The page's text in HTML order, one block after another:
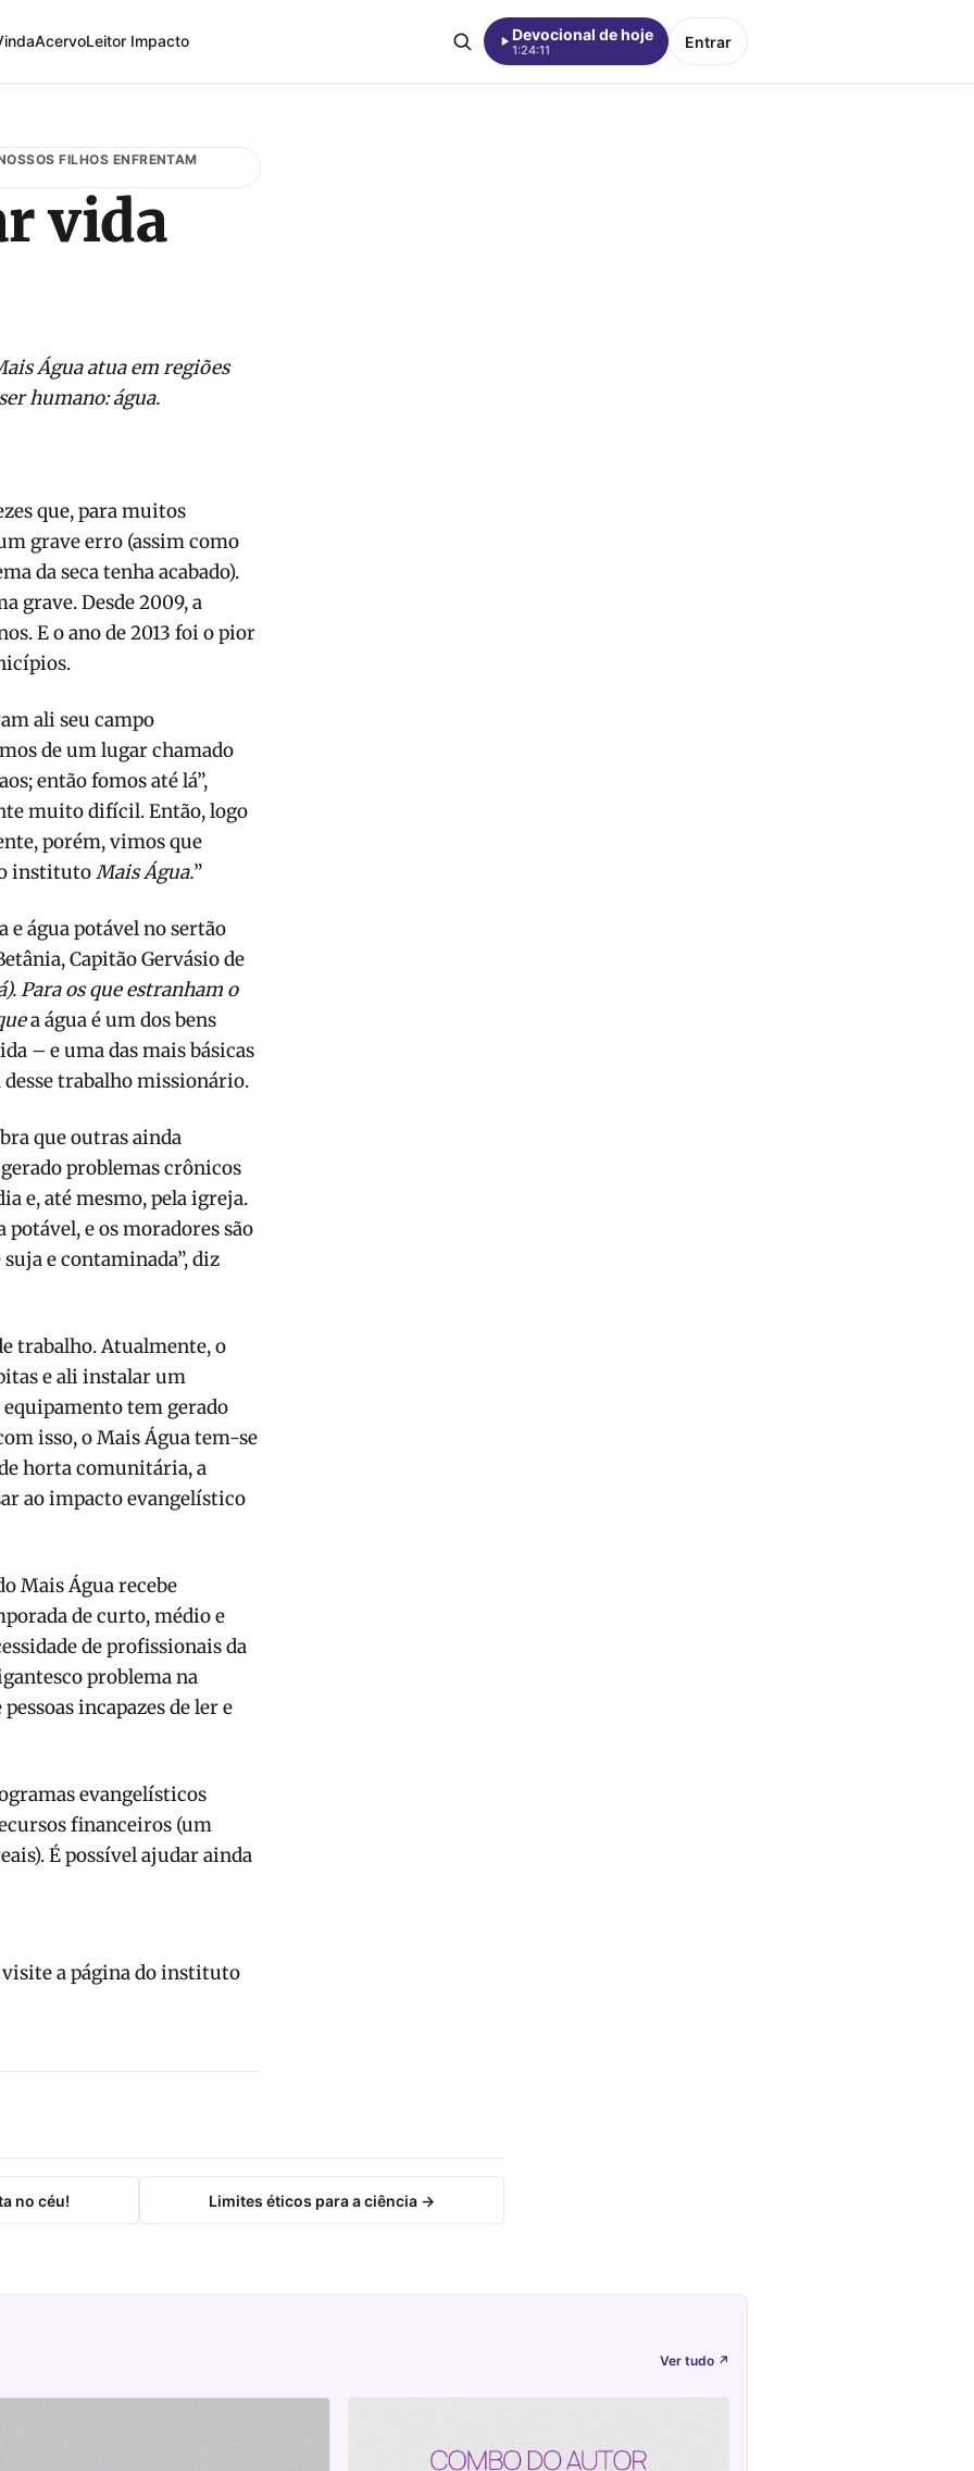
AcervoLeitor Impacto Devocional de hoje
1:24:11 Entrar
FILHOS ENFRENTAM
vida
Água atua em regiões
humano: água.
que, para muitos
grave erro (assim como
da seca tenha acabado).
grave. Desde 2009, a
E o ano de 2013 foi o pior
ali seu campo
de um lugar chamado
então fomos até lá”,
muito difícil. Então, logo
porém, vimos que
institutoMais Água.”
e água potável no sertão
Capitão Gervásio de
Para os que estranham o
a água é um dos bens
– e uma das mais básicas
desse trabalho missionário.
que outras ainda
problemas crônicos
e, até mesmo, pela igreja.
e os moradores são
e contaminada”, diz
trabalho. Atualmente, o
e ali instalar um
equipamento tem gerado
isso, o Mais Água tem-se
horta comunitária, a
ao impacto evangelístico
Mais Água recebe
de curto, médio e
de profissionais da
problema na
incapazes de ler e
evangelísticos
financeiros (um
É possível ajudar ainda
visite a página do instituto
no céu! Limites éticos para a ciência →
Ver tudo ↗